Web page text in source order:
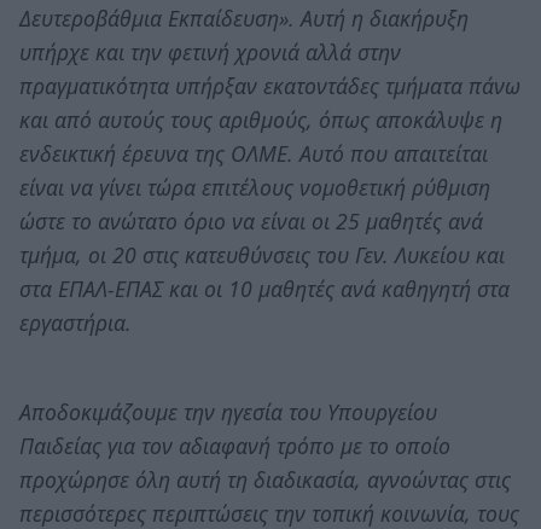
Δευτεροβάθμια Εκπαίδευση». Αυτή η διακήρυξη
υπήρχε και την φετινή χρονιά αλλά στην
πραγματικότητα υπήρξαν εκατοντάδες τμήματα πάνω
και από αυτούς τους αριθμούς, όπως αποκάλυψε η
ενδεικτική έρευνα της ΟΛΜΕ. Αυτό που απαιτείται
είναι να γίνει τώρα επιτέλους νομοθετική ρύθμιση
ώστε το ανώτατο όριο να είναι οι 25 μαθητές ανά
τμήμα, οι 20 στις κατευθύνσεις του Γεν. Λυκείου και
στα ΕΠΑΛ-ΕΠΑΣ και οι 10 μαθητές ανά καθηγητή στα
εργαστήρια.
Αποδοκιμάζουμε την ηγεσία του Υπουργείου
Παιδείας για τον αδιαφανή τρόπο με το οποίο
προχώρησε όλη αυτή τη διαδικασία, αγνοώντας στις
περισσότερες περιπτώσεις την τοπική κοινωνία, τους